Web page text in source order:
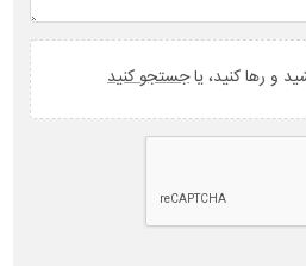
و رها کنید، یاجستجو کنید